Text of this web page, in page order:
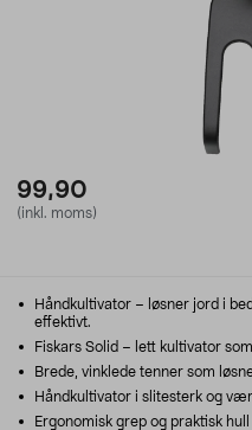
99,90
(inkl. moms)
Håndkultivator – løsner jord i
effektivt.
Fiskars Solid – lett kultivator
Brede, vinklede tenner som
Håndkultivator i slitesterk og
Ergonomisk grep og praktisk